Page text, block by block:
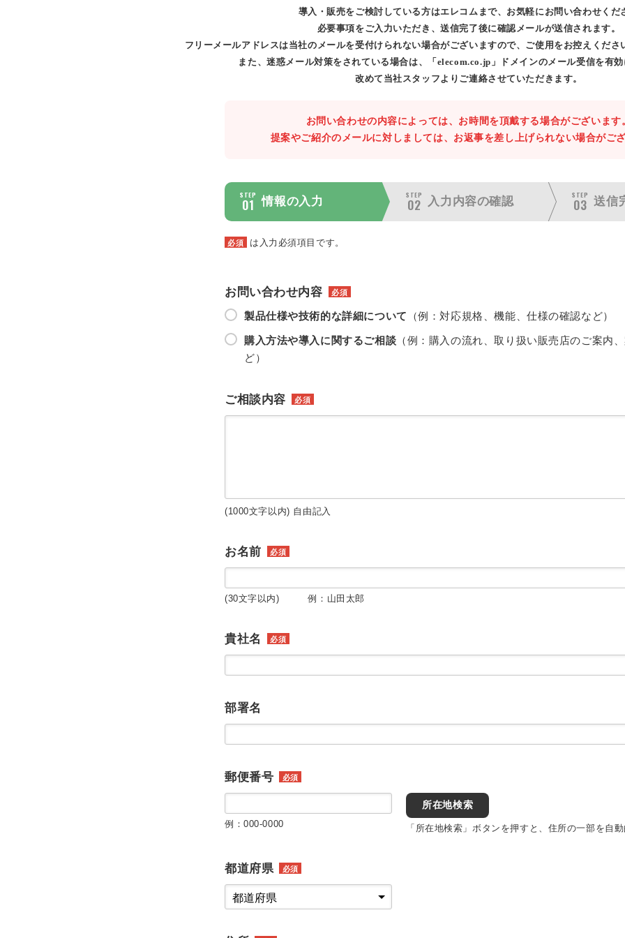
導入・販売をご検討している方はエレコムまで、お気軽にお問い合わせくだ
必要事項をご入力いただき、送信完了後に確認メールが送信されます。
フリーメールアドレスは当社のメールを受付けられない場合がございますので、ご使用をお控えくださ
また、迷惑メール対策をされている場合は、「elecom.co.jp」ドメインのメール受信を有効
改めて当社スタッフよりご連絡させていただきます。
お問い合わせの内容によっては、お時間を頂戴する場合がございます
提案やご紹介のメールに対しましては、お返事を差し上げられない場合がござ
STEP
01 情報の入力
STEP
02 入力内容の確認
STEP
03 送信
必須 は入力必須項目です。
お問い合わせ内容 必須
製品仕様や技術的な詳細について （例：対応規格、機能、仕様の確認など）
購入方法や導入に関するご相談 （例：購入の流れ、取り扱い販売店のご案内
ど）
ご相談内容 必須
(1000文字以内) 自由記入
お名前 必須
(30文字以内) 例：山田太郎
貴社名 必須
部署名
郵便番号 必須
例：000-0000
所在地検索
「所在地検索」ボタンを押すと、住所の一部を自動
都道府県 必須